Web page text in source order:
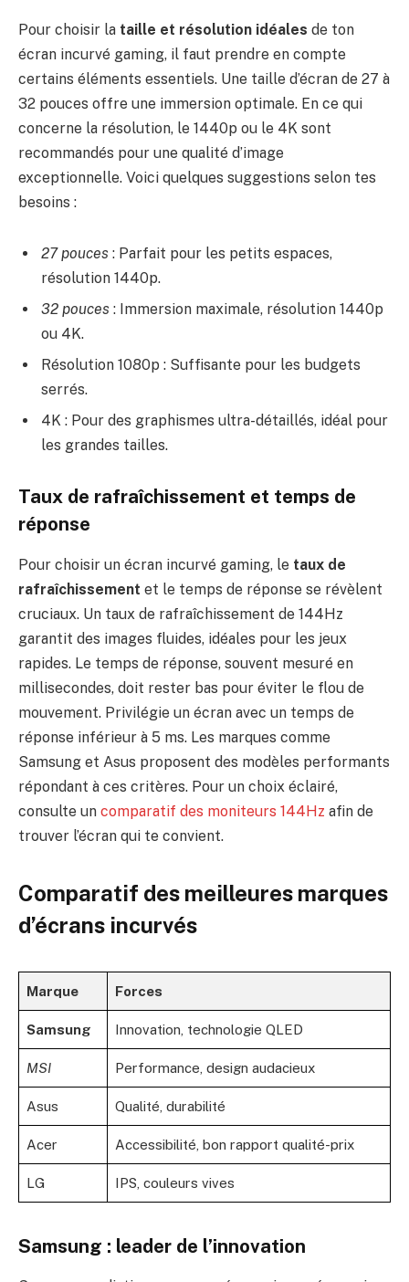
Pour choisir la taille et résolution idéales de ton
écran incurvé gaming, il faut prendre en compte
certains éléments essentiels. Une taille d’écran de 27 à
32 pouces offre une immersion optimale. En ce qui
concerne la résolution, le 1440p ou le 4K sont
recommandés pour une qualité d’image
exceptionnelle. Voici quelques suggestions selon tes
besoins :
27 pouces : Parfait pour les petits espaces,
résolution 1440p.
32 pouces : Immersion maximale, résolution 1440p
ou 4K.
Résolution 1080p : Suffisante pour les budgets
serrés.
4K : Pour des graphismes ultra-détaillés, idéal pour
les grandes tailles.
Taux de rafraîchissement et temps de
réponse
Pour choisir un écran incurvé gaming, le taux de
rafraîchissement et le temps de réponse se révèlent
cruciaux. Un taux de rafraîchissement de 144Hz
garantit des images fluides, idéales pour les jeux
rapides. Le temps de réponse, souvent mesuré en
millisecondes, doit rester bas pour éviter le flou de
mouvement. Privilégie un écran avec un temps de
réponse inférieur à 5 ms. Les marques comme
Samsung et Asus proposent des modèles performants
répondant à ces critères. Pour un choix éclairé,
consulte un comparatif des moniteurs 144Hz afin de
trouver l’écran qui te convient.
Comparatif des meilleures marques
d’écrans incurvés
Marque Forces
Samsung Innovation, technologie QLED
MSI Performance, design audacieux
Asus Qualité, durabilité
Acer Accessibilité, bon rapport qualité-prix
LG IPS, couleurs vives
Samsung : leader de l’innovation